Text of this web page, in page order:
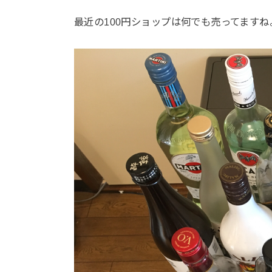
最近の100円ショップは何でも売ってますね